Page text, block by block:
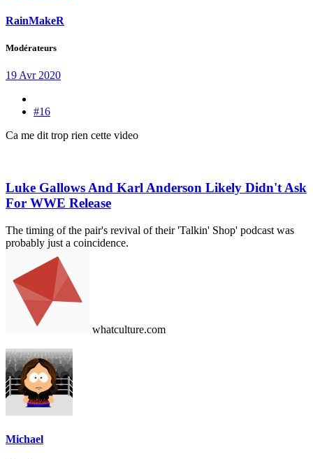
RainMakeR
Modérateurs
19 Avr 2020
#16
Ca me dit trop rien cette video
Luke Gallows And Karl Anderson Likely Didn't Ask
For WWE Release
The timing of the pair's revival of their 'Talkin' Shop' podcast was
probably just a coincidence.
whatculture.com
Michael